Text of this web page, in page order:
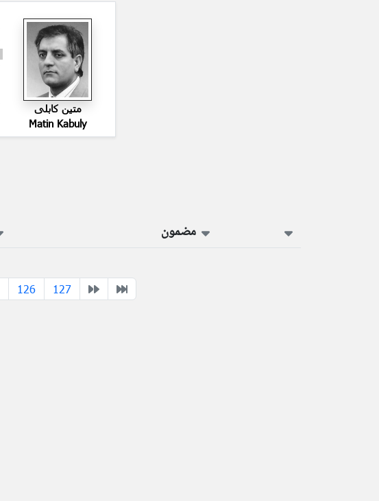
متین کابلی
Matin Kabuly
مضمون
126 127